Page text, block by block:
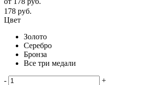
178 руб.
Цвет
Золото
Серебро
Бронза
Все три медали
-
+